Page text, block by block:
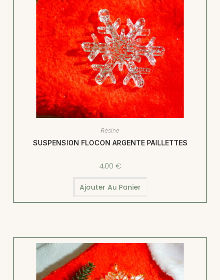
Résine
SUSPENSION FLOCON ARGENTE PAILLETTES
4,00 €
Ajouter Au Panier